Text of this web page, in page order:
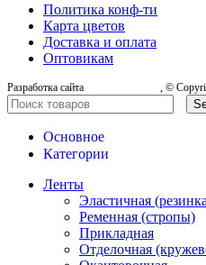
Политика конф-ти
Карта цветов
Доставка и оплата
Оптовикам
Разработка сайта , ©
Основное
Категории
Ленты
Эластичная
Ременная (стропы)
Прикладная
Отделочная